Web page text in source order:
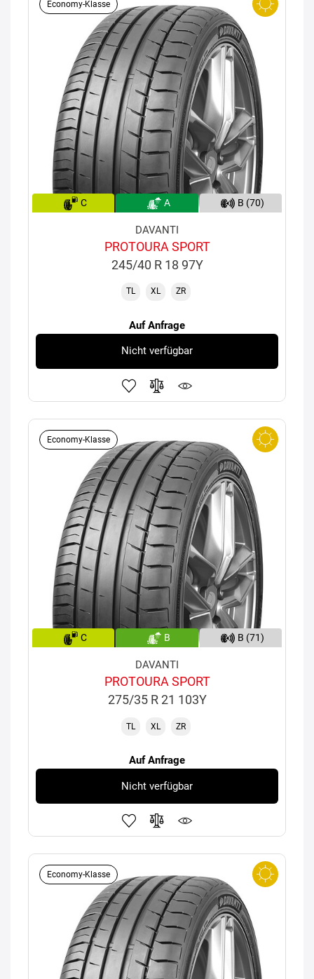
Economy-Klasse
C A B (70)
DAVANTI
PROTOURA SPORT
245/40 R 18 97Y
TL XL ZR
Auf Anfrage
Nicht verfügbar
Economy-Klasse
C B B (71)
DAVANTI
PROTOURA SPORT
275/35 R 21 103Y
TL XL ZR
Auf Anfrage
Nicht verfügbar
Economy-Klasse